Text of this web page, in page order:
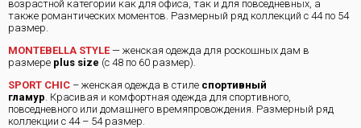
возрастной категории как для офиса, так и для повседневных, а
также романтических моментов. Размерный ряд коллекций с 44 по 54
размер.
MONTEBELLA STYLE— женская одежда для роскошных дам в
размере plus size (с 48 по 60 размер).
SPORT CHIC – женская одежда в стиле спортивный
гламур. Красивая и комфортная одежда для спортивного,
повседневного или домашнего времяпровождения. Размерный ряд
коллекции с 44 – 54 размер.